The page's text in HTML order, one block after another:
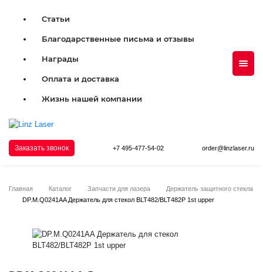
Статьи
Благодарственные письма и отзывы
Награды
Оплата и доставка
Жизнь нашей компании
Заказать звонок +7 495-477-54-02 order@linzlaser.ru
Главная Каталог Запчасти для лазера
Держатель защитного стекла
DP.M.Q0241AA Держатель для стекол BLT482/BLT482P 1st upper